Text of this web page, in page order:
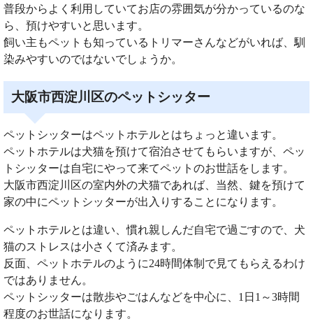
普段からよく利用していてお店の雰囲気が分かっているのな
ら、預けやすいと思います。
飼い主もペットも知っているトリマーさんなどがいれば、馴
染みやすいのではないでしょうか。
大阪市西淀川区のペットシッター
ペットシッターはペットホテルとはちょっと違います。
ペットホテルは犬猫を預けて宿泊させてもらいますが、ペッ
トシッターは自宅にやって来てペットのお世話をします。
大阪市西淀川区の室内外の犬猫であれば、当然、鍵を預けて
家の中にペットシッターが出入りすることになります。
ペットホテルとは違い、慣れ親しんだ自宅で過ごすので、犬
猫のストレスは小さくて済みます。
反面、ペットホテルのように24時間体制で見てもらえるわけ
ではありません。
ペットシッターは散歩やごはんなどを中心に、1日1～3時間
程度のお世話になります。